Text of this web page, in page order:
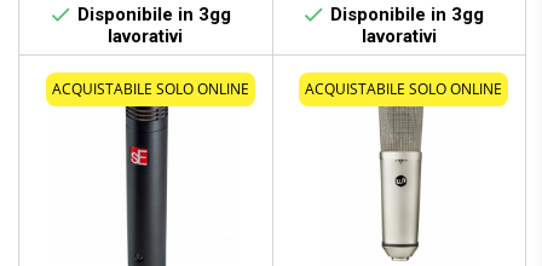
 Disponibile in 3gg
lavorativi
 Disponibile in 3gg
lavorativi
ACQUISTABILE SOLO ONLINE ACQUISTABILE SOLO ONLINE